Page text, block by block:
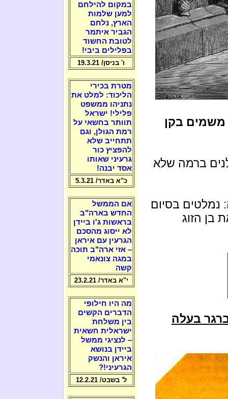
בקן
ברמה שלא
נמלטים בסיום
בן הזוג
בעלה
במקום להילחם
למען שלמות
הארץ, נלחם
הגביר איתמר
לטובת החשוד
בפלילים ביבי!
ו' בניסן/ 19.3.21
מטרת בכירי
הליכוד: למלט את
נתניהו ממשפט
פלילי! ישראל
תוותר בחשאי על
רמת הגולן, וגם
תתחייב שלא
להפציץ כור
גרעיני שאותו
אסד יבנה!
כ"א באדר/ 5.3.21
אם הממשל
החדש בארה"ב
בראשות ג'ו ביידן
לא ייסוג מהסכם
הגרעין עם איראן
– אזי ארה"ב תוכה
במגה צונאמי
קשה
י"א באדר/ 23.2.21
מה היו חילופי
הדברים הקשים
בין משלחת
ישראלית חשאית
– לנציגי ממשל
ביידן בנושא
איראן והנשק
הגרעיני!?
ל' בשבט/ 12.2.21